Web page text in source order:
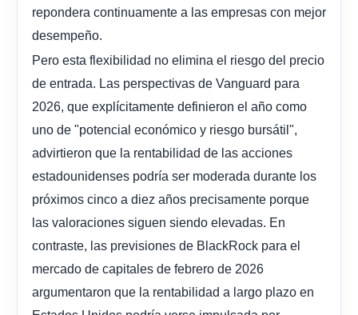
repondera continuamente a las empresas con mejor
desempeño.
Pero esta flexibilidad no elimina el riesgo del precio
de entrada. Las perspectivas de Vanguard para
2026, que explícitamente definieron el año como
uno de "potencial económico y riesgo bursátil",
advirtieron que la rentabilidad de las acciones
estadounidenses podría ser moderada durante los
próximos cinco a diez años precisamente porque
las valoraciones siguen siendo elevadas. En
contraste, las previsiones de BlackRock para el
mercado de capitales de febrero de 2026
argumentaron que la rentabilidad a largo plazo en